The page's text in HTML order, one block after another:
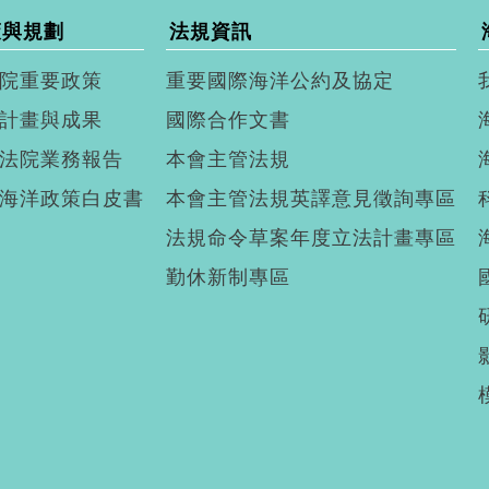
規劃
重要政策
畫與成果
院業務報告
洋政策白皮書
法規資訊
重要國際海洋公約及協定
國際合作文書
本會主管法規
本會主管法規英譯意見徵詢專區
法規命令草案年度立法計畫專區
勤休新制專區